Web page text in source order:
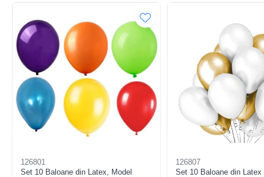
Articole pentru Copii
Articole Diverse copii
Articole diverse pentru copii
Covorase de joaca
Genti, Portofele, Penare
Ingrijire Unghii
Jucarii Creative
Jucarii si Jocuri
126801
Set 10 Baloane din Latex, Model
126807
Set 10 Baloane din Latex